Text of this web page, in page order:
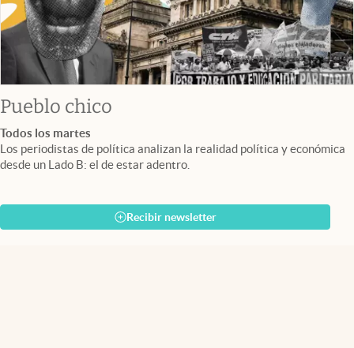
Pueblo chico
Todos los martes
Los periodistas de política analizan la realidad política y económica
desde un Lado B: el de estar adentro.
Recibir newsletter